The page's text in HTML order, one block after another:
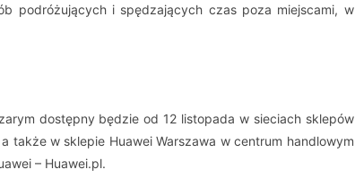
podróżujących i spędzających czas poza miejscami, w
dostępny będzie od 12 listopada w sieciach sklepów
także w sklepie Huawei Warszawa w centrum handlowym
– Huawei.pl.